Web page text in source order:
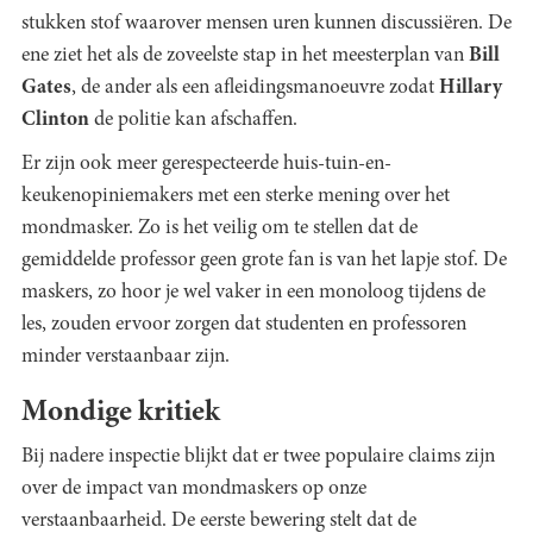
stukken stof waarover mensen uren kunnen discussiëren. De
ene ziet het als de zoveelste stap in het meesterplan van Bill
Gates, de ander als een afleidingsmanoeuvre zodat Hillary
Clinton de politie kan afschaffen.
Er zijn ook meer gerespecteerde huis-tuin-en-
keukenopiniemakers met een sterke mening over het
mondmasker. Zo is het veilig om te stellen dat de
gemiddelde professor geen grote fan is van het lapje stof. De
maskers, zo hoor je wel vaker in een monoloog tijdens de
les, zouden ervoor zorgen dat studenten en professoren
minder verstaanbaar zijn.
Mondige kritiek
Bij nadere inspectie blijkt dat er twee populaire claims zijn
over de impact van mondmaskers op onze
verstaanbaarheid. De eerste bewering stelt dat de